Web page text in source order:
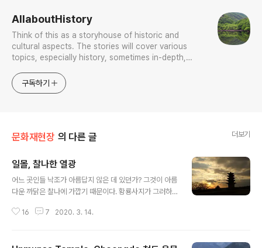
AllaboutHistory
Think of this as a storyhouse of historic and
cultural aspects. The stories will cover various
topics, especially history, sometimes in-depth,
approach will be to resist any common sense or
generalized viewpoint
구독하기
문화재현장 의 다른 글 더보기
일몰, 찰나한 열광
어느 곳인들 낙조가 아름답지 않은 데 있던가? 그것이 아름
다운 까닭은 찰나에 가깝기 때문이다. 황룡사지가 그러하
16 7 2020. 3. 14.